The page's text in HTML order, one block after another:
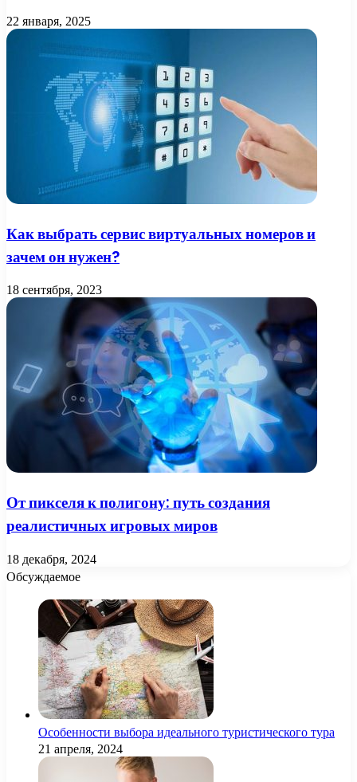
22 января, 2025
Как выбрать сервис виртуальных номеров и
зачем он нужен?
18 сентября, 2023
От пикселя к полигону: путь создания
реалистичных игровых миров
18 декабря, 2024
Обсуждаемое
Особенности выбора идеального туристического тура
21 апреля, 2024